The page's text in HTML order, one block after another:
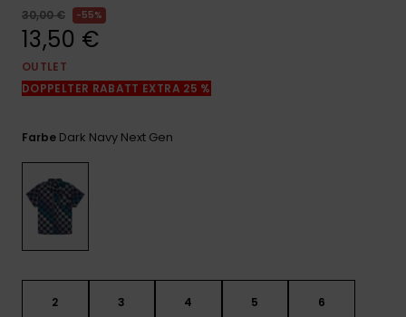
ansehen
30,00 €
55%
13,50 €
OUTLET
DOPPELTER RABATT EXTRA 25 %
Farbe Dark Navy Next Gen
2 3 4 5 6